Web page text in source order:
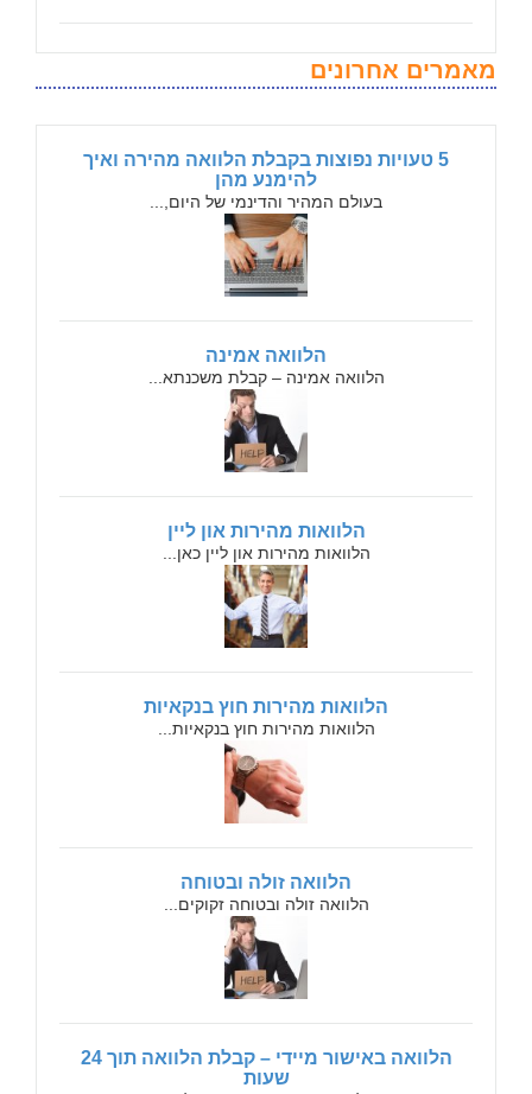
מאמרים אחרונים
5 טעויות נפוצות בקבלת הלוואה מהירה ואיך
להימנע מהן
בעולם המהיר והדינמי של היום,...
הלוואה אמינה
הלוואה אמינה – קבלת משכנתא...
הלוואות מהירות און ליין
הלוואות מהירות און ליין כאן...
הלוואות מהירות חוץ בנקאיות
הלוואות מהירות חוץ בנקאיות...
הלוואה זולה ובטוחה
הלוואה זולה ובטוחה זקוקים...
הלוואה באישור מיידי – קבלת הלוואה תוך 24
שעות